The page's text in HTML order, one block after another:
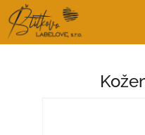
Prejsť
na
obsah